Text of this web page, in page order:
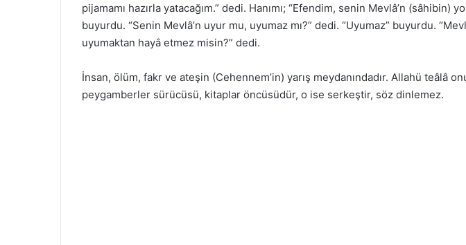
pijamamı hazırla yatacağım.” dedi. Hanımı; “Efendim, senin Mevlâ’n (sâhibin)
buyurdu. “Senin Mevlâ’n uyur mu, uyumaz mı?” dedi. “Uyumaz” buyurdu.
uyumaktan hayâ etmez misin?” dedi.
İnsan, ölüm, fakr ve ateşin (Cehennem’in) yarış meydanındadır. Allahü teâlâ
peygamberler sürücüsü, kitaplar öncüsüdür, o ise serkeştir, söz dinlemez.